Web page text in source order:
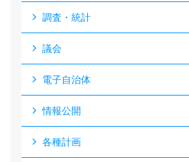
調査・統計
議会
電子自治体
情報公開
各種計画